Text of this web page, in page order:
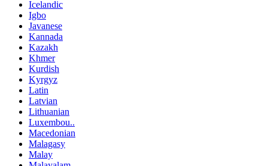
Icelandic
Igbo
Javanese
Kannada
Kazakh
Khmer
Kurdish
Kyrgyz
Latin
Latvian
Lithuanian
Luxembou..
Macedonian
Malagasy
Malay